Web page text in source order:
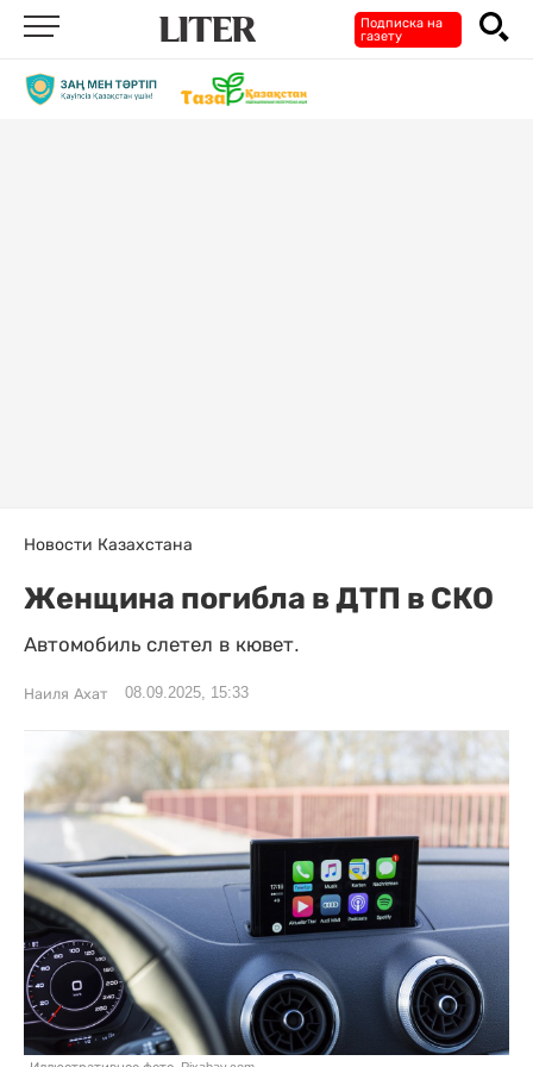
Подписка на
газету
Новости Казахстана
Женщина погибла в ДТП в СКО
Автомобиль слетел в кювет.
Наиля Ахат 08.09.2025, 15:33